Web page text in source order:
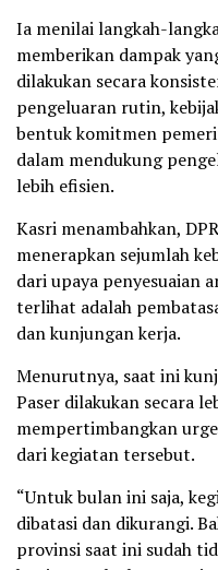
Ia menilai langkah-
memberikan dampak
dilakukan secara
pengeluaran rutin,
bentuk komitmen
dalam mendukung
lebih efisien.
Kasri menambahkan,
menerapkan sejumlah
dari upaya penyesuaian
terlihat adalah
dan kunjungan kerja.
Menurutnya, saat ini
Paser dilakukan secara
mempertimbangkan
dari kegiatan tersebut.
“Untuk bulan ini saja,
dibatasi dan dikurangi.
provinsi saat ini sudah